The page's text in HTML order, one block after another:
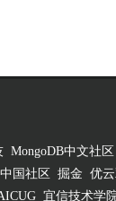
MongoDB中文社区
国社区 掘金 优
宜信技术学